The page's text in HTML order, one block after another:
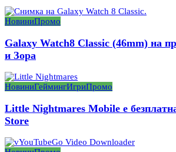
НовиниПромо
Galaxy Watch8 Classic (46mm) на
и Зора
НовиниГеймингИгриПромо
Little Nightmares Mobile е
Store